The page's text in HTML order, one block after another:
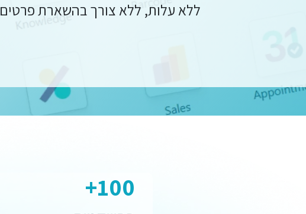
ללא עלות, ללא צורך בהשארת פרטים
100+